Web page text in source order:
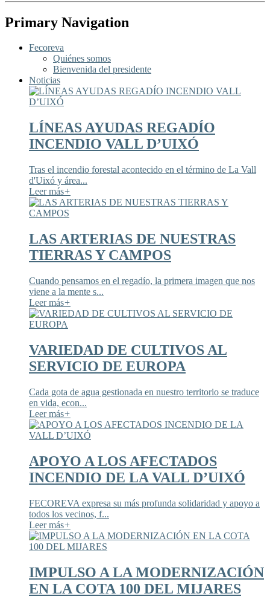
Primary Navigation
Fecoreva
Quiénes somos
Bienvenida del presidente
Noticias
LÍNEAS AYUDAS REGADÍO
INCENDIO VALL D’UIXÓ
Tras el incendio forestal acontecido en el término de La Vall
d'Uixó y área...
Leer más+
LAS ARTERIAS DE NUESTRAS
TIERRAS Y CAMPOS
Cuando pensamos en el regadío, la primera imagen que nos
viene a la mente s...
Leer más+
VARIEDAD DE CULTIVOS AL
SERVICIO DE EUROPA
Cada gota de agua gestionada en nuestro territorio se traduce
en vida, econ...
Leer más+
APOYO A LOS AFECTADOS
INCENDIO DE LA VALL D’UIXÓ
FECOREVA expresa su más profunda solidaridad y apoyo a
todos los vecinos, f...
Leer más+
IMPULSO A LA MODERNIZACIÓN
EN LA COTA 100 DEL MIJARES